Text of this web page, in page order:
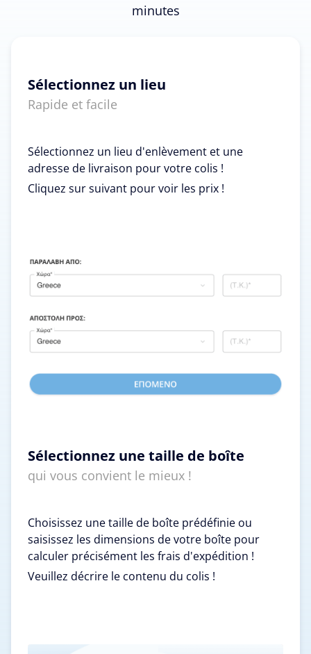
minutes
Sélectionnez un lieu
Rapide et facile
Sélectionnez un lieu d'enlèvement et une
adresse de livraison pour votre colis !
Cliquez sur suivant pour voir les prix !
Sélectionnez une taille de boîte
qui vous convient le mieux !
Choisissez une taille de boîte prédéfinie ou
saisissez les dimensions de votre boîte pour
calculer précisément les frais d'expédition !
Veuillez décrire le contenu du colis !